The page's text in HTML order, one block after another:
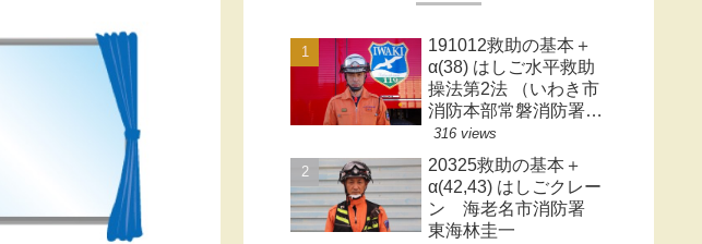
191012救助の基本＋
α(38) はしご水平救助
操法第2法 （いわき市
消防本部常磐消防署警
防第二係 阿部 徹）
316 views
20325救助の基本＋
α(42,43) はしごクレー
ン 海老名市消防署
東海林圭一